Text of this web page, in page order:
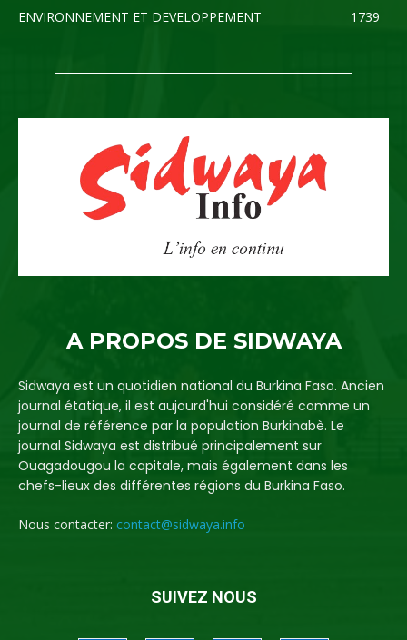
ENVIRONNEMENT ET DEVELOPPEMENT
1739
A PROPOS DE SIDWAYA
Sidwaya est un quotidien national du Burkina Faso. Ancien
journal étatique, il est aujourd'hui considéré comme un
journal de référence par la population Burkinabè. Le
journal Sidwaya est distribué principalement sur
Ouagadougou la capitale, mais également dans les
chefs-lieux des différentes régions du Burkina Faso.
Nous contacter: contact@sidwaya.info
SUIVEZ NOUS